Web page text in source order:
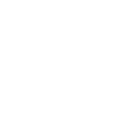
轉至「AFTEE先享後付」
連結，可透過四大超商／
易完成。